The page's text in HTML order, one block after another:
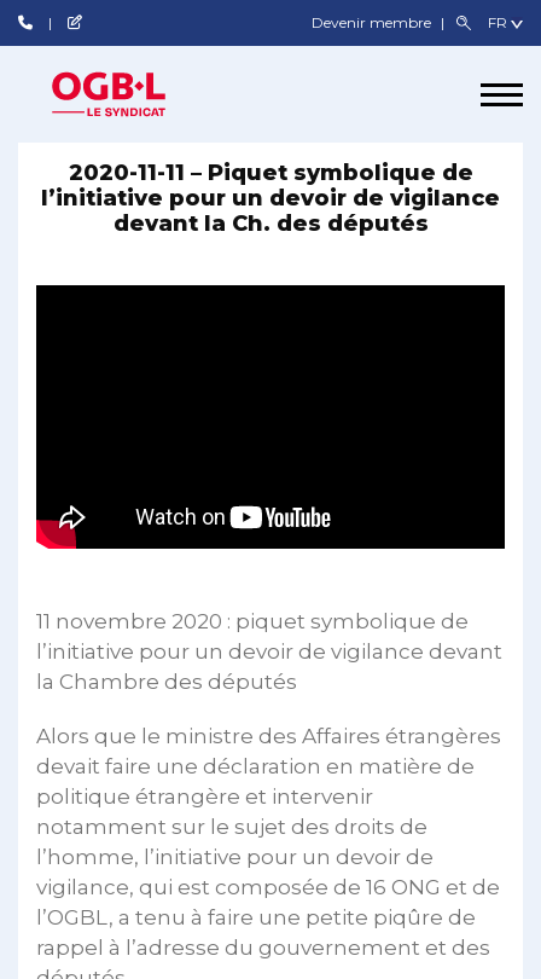
Devenir membre
2020-11-11 – Piquet symbolique de
l’initiative pour un devoir de vigilance
devant la Ch. des députés
11 novembre 2020 : piquet symbolique de
l’initiative pour un devoir de vigilance devant
la Chambre des députés
Alors que le ministre des Affaires étrangères
devait faire une déclaration en matière de
politique étrangère et intervenir
notamment sur le sujet des droits de
l’homme, l’initiative pour un devoir de
vigilance, qui est composée de 16 ONG et de
l’OGBL, a tenu à faire une petite piqûre de
rappel à l’adresse du gouvernement et des